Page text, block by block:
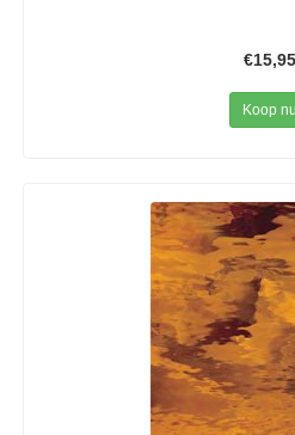
€15,95
Koop nu